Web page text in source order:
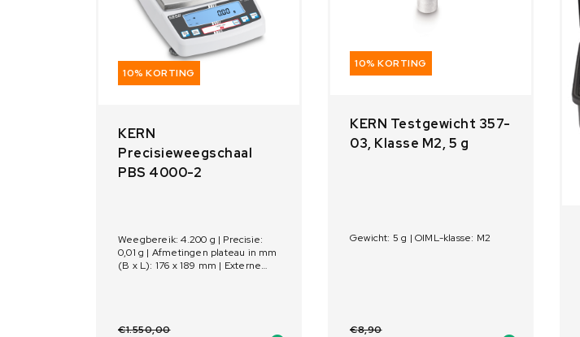
10% KORTING
KERN
Precisieweegschaal
PBS 4000-2
Weegbereik: 4.200 g | Precisie:
0,01 g | Afmetingen plateau in mm
(B x L): 176 x 189 mm | Externe
€1.550,00
10% KORTING
KERN Testgewicht 357-
03, Klasse M2, 5 g
Gewicht: 5 g | OIML-klasse: M2
€8,90